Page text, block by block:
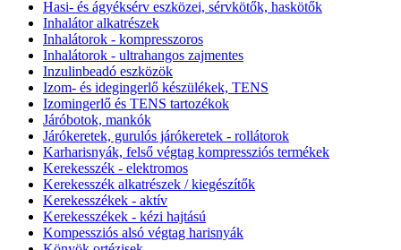
Hasi- és ágyéksérv eszközei, sérvkötők, haskötők
Inhalátor alkatrészek
Inhalátorok - kompresszoros
Inhalátorok - ultrahangos zajmentes
Inzulinbeadó eszközök
Izom- és idegingerlő készülékek, TENS
Izomingerlő és TENS tartozékok
Járóbotok, mankók
Járókeretek, gurulós járókeretek - rollátorok
Karharisnyák, felső végtag kompressziós termékek
Kerekesszék - elektromos
Kerekesszék alkatrészek / kiegészítők
Kerekesszékek - aktív
Kerekesszékek - kézi hajtású
Kompessziós alsó végtag harisnyák